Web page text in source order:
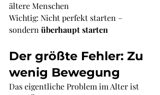
ältere Menschen
Wichtig: Nicht perfekt starten –
sondern überhaupt starten
Der größte Fehler: Zu
wenig Bewegung
Das eigentliche Problem im Alter ist